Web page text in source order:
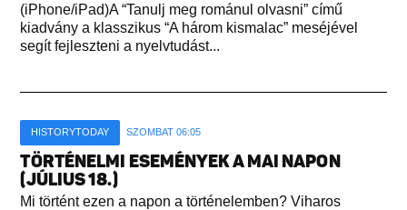
(iPhone/iPad)A “Tanulj meg románul olvasni” című
kiadvány a klasszikus “A három kismalac” meséjével
segít fejleszteni a nyelvtudást...
HISTORYTODAY SZOMBAT 06:05
TÖRTÉNELMI ESEMÉNYEK A MAI NAPON
(JÚLIUS 18.)
Mi történt ezen a napon a történelemben? Viharos